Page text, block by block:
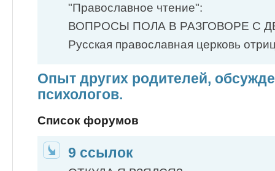
"Православное чтение":
ВОПРОСЫ ПОЛА В РАЗГОВОРЕ С
Русская православная церковь
Опыт других родителей,
психологов.
Список форумов
9 ссылок